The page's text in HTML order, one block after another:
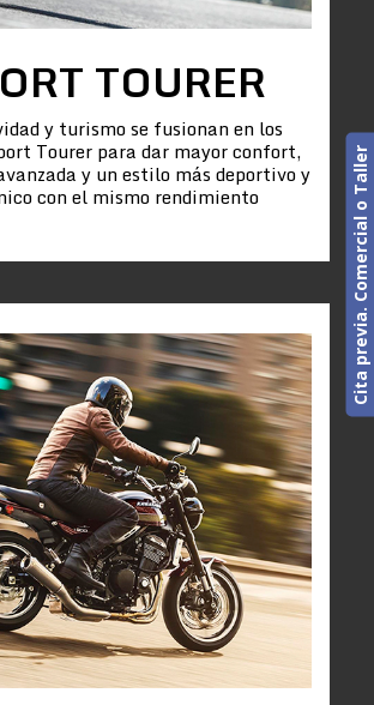
TOURER
y turismo se fusionan en los
Tourer para dar mayor confort,
y un estilo más deportivo y
con el mismo rendimiento Cita previa. Comercial o Taller